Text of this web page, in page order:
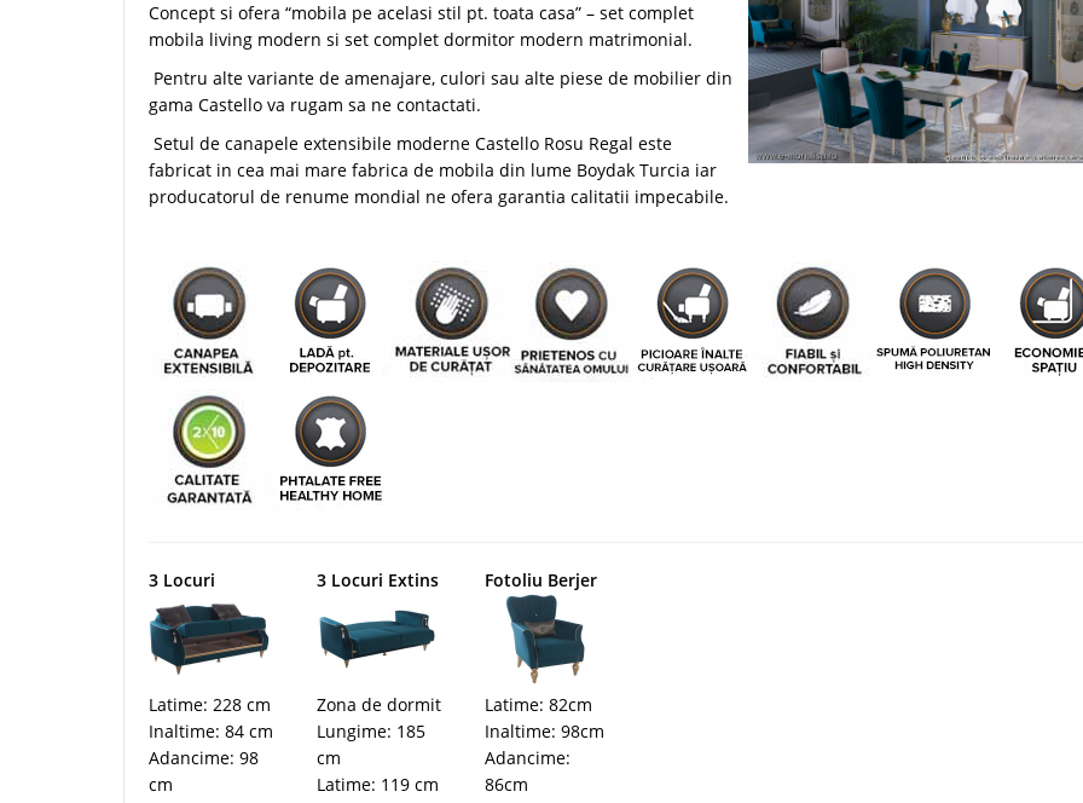
Concept si ofera “mobila pe acelasi stil pt. toata casa” – set complet
mobila living modern si set complet dormitor modern matrimonial.
Pentru alte variante de amenajare, culori sau alte piese de mobilier din
gama Castello va rugam sa ne contactati.
Setul de canapele extensibile moderne Castello Rosu Regal este
fabricat in cea mai mare fabrica de mobila din lume Boydak Turcia iar
producatorul de renume mondial ne ofera garantia calitatii impecabile.
3 Locuri
Latime: 228 cm
Inaltime: 84 cm
Adancime: 98
cm
3 Locuri Extins
Zona de dormit
Lungime: 185
cm
Latime: 119 cm
Fotoliu Berjer
Latime: 82cm
Inaltime: 98cm
Adancime:
86cm